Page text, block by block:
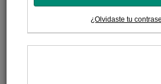
¿Olvidaste tu